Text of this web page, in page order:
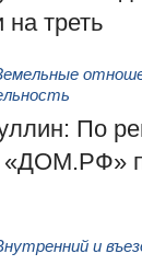
на треть
По
«ДОМ.РФ»
и